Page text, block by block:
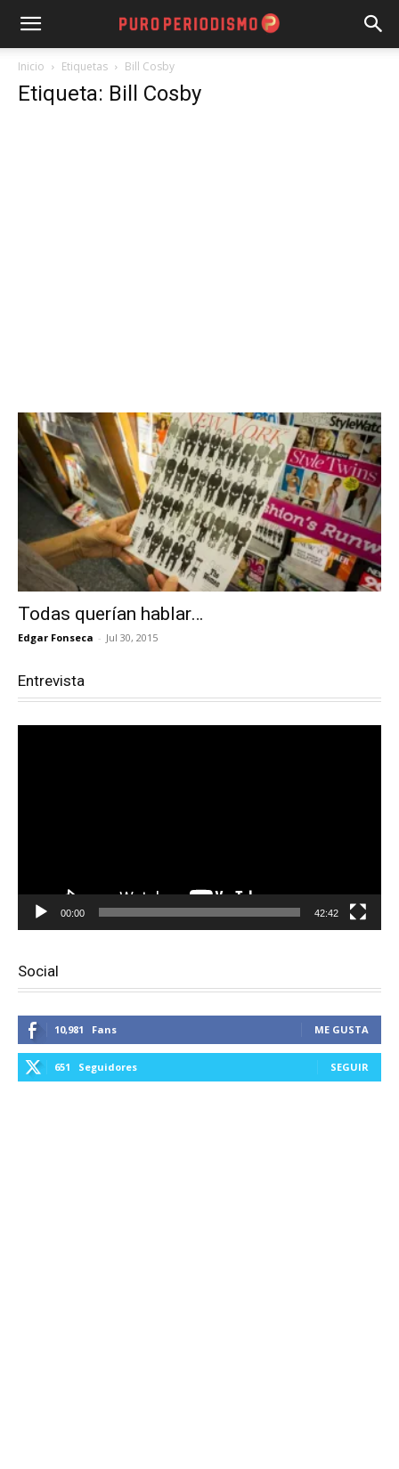
Inicio Etiquetas Bill Cosby
Etiqueta: Bill Cosby
Todas querían hablar…
Edgar Fonseca - Jul 30, 2015
Entrevista
00:00 42:42
Social
10,981 Fans ME GUSTA
651 Seguidores SEGUIR